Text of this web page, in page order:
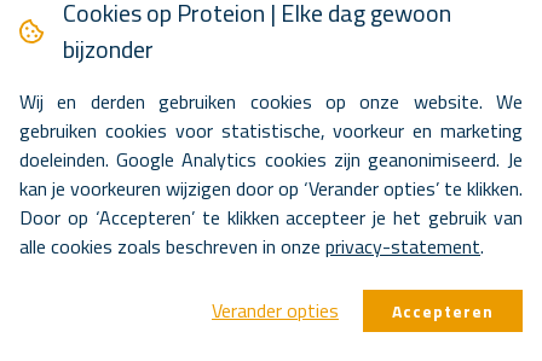
Respijtzorg: een adempauze voor de
mantelzorger
11 april 2023
‘Ik ben misschien nog een puppy, maar ik
tel helemaal mee in het…
GEWOON BIJZONDER
Snel helemaal thuis in Hoenderpark
Cookies op Proteion | Elke dag gewoon
bijzonder
Wij en derden gebruiken cookies op onze website. We
gebruiken cookies voor statistische, voorkeur en marketing
doeleinden. Google Analytics cookies zijn geanonimiseerd. Je
kan je voorkeuren wijzigen door op ‘Verander opties’ te klikken.
Door op ‘Accepteren’ te klikken accepteer je het gebruik van
alle cookies zoals beschreven in onze privacy-statement.
Verander opties Accepteren